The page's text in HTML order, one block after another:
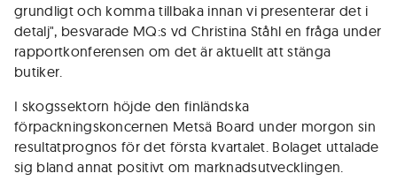
grundligt och komma tillbaka innan vi presenterar det i
detalj", besvarade MQ:s vd Christina Ståhl en fråga under
rapportkonferensen om det är aktuellt att stänga
butiker.
I skogssektorn höjde den finländska
förpackningskoncernen Metsä Board under morgon sin
resultatprognos för det första kvartalet. Bolaget uttalade
sig bland annat positivt om marknadsutvecklingen.